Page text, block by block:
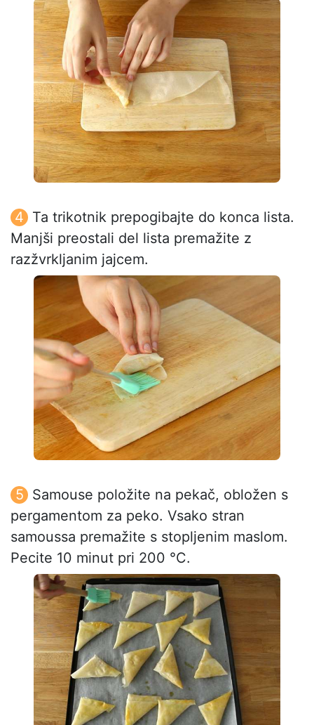
Ta trikotnik prepogibajte do konca lista.
Manjši preostali del lista premažite z
razžvrkljanim jajcem.
Samouse položite na pekač, obložen s
pergamentom za peko. Vsako stran
samoussa premažite s stopljenim maslom.
Pecite 10 minut pri 200 °C.